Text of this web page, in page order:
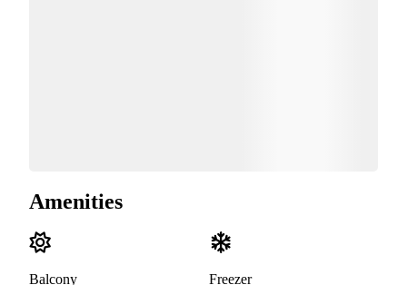
Amenities
Balcony Freezer